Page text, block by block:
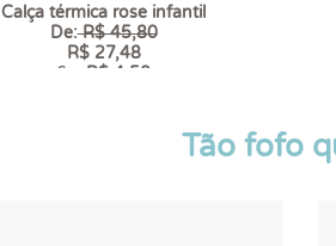
Calça térmica rose infantil
De:R$ 45,80
R$ 27,48
6 x R$ 4,58
Tão fofo